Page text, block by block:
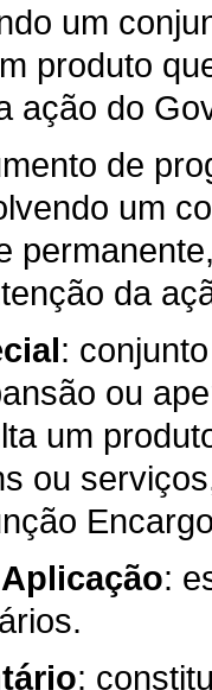
um
produto
ação do
de
um
da
:
ou
um
ou
:
: